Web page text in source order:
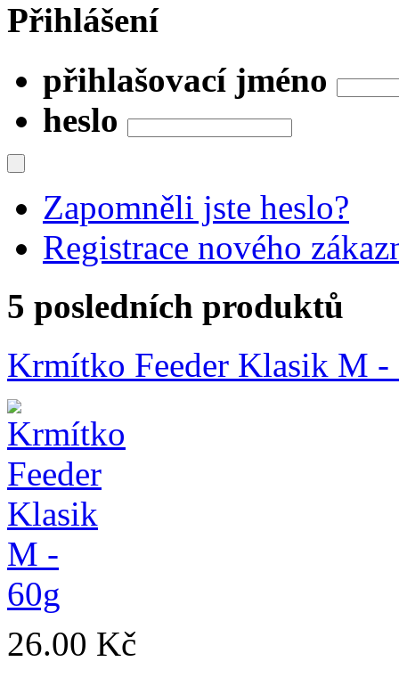
Přihlášení
přihlašovací jméno
heslo
Zapomněli jste heslo?
Registrace nového
5 posledních produktů
Krmítko Feeder Klasik M -
26.00 Kč